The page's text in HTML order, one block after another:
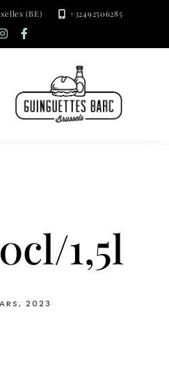
(BE) +32492506285
instagram
1,5l
2023